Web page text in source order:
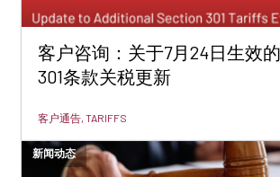
客户咨询：关于7月24日生效
301条款关税更新
客户通告, TARIFFS
新闻动态